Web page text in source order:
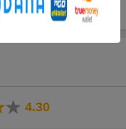
10題の良問を解いて、
文が苦手な人も、得点
けることができます。
力がつく！
けになります。「なん
4.30